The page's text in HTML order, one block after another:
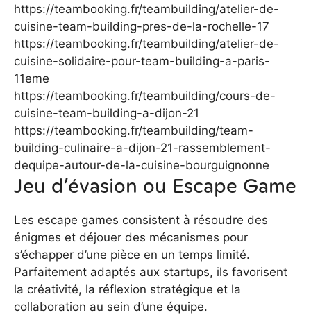
https://teambooking.fr/teambuilding/atelier-de-
cuisine-team-building-pres-de-la-rochelle-17
https://teambooking.fr/teambuilding/atelier-de-
cuisine-solidaire-pour-team-building-a-paris-
11eme
https://teambooking.fr/teambuilding/cours-de-
cuisine-team-building-a-dijon-21
https://teambooking.fr/teambuilding/team-
building-culinaire-a-dijon-21-rassemblement-
dequipe-autour-de-la-cuisine-bourguignonne
Jeu d’évasion ou Escape Game
Les escape games consistent à résoudre des
énigmes et déjouer des mécanismes pour
s’échapper d’une pièce en un temps limité.
Parfaitement adaptés aux startups, ils favorisent
la créativité, la réflexion stratégique et la
collaboration au sein d’une équipe.